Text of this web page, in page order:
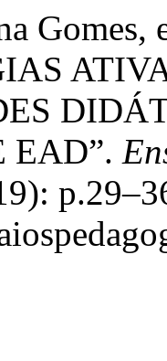
Gomes,